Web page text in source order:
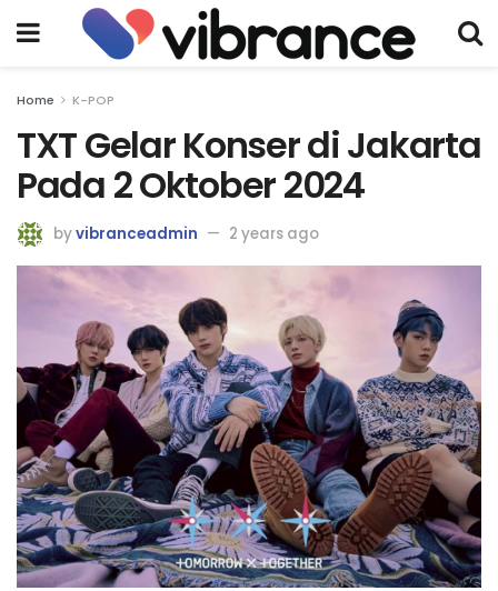
Home K-POP
TXT Gelar Konser di Jakarta
Pada 2 Oktober 2024
byvibranceadmin 2 years ago